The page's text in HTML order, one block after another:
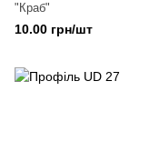
"Краб"
10.00 грн/шт